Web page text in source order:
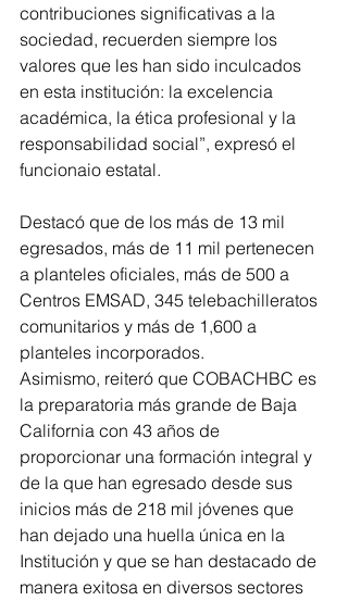
contribuciones significativas a la
sociedad, recuerden siempre los
valores que les han sido inculcados
en esta institución: la excelencia
académica, la ética profesional y la
responsabilidad social”, expresó el
funcionaio estatal.
Destacó que de los más de 13 mil
egresados, más de 11 mil pertenecen
a planteles oficiales, más de 500 a
Centros EMSAD, 345 telebachilleratos
comunitarios y más de 1,600 a
planteles incorporados.
Asimismo, reiteró que COBACHBC es
la preparatoria más grande de Baja
California con 43 años de
proporcionar una formación integral y
de la que han egresado desde sus
inicios más de 218 mil jóvenes que
han dejado una huella única en la
Institución y que se han destacado de
manera exitosa en diversos sectores